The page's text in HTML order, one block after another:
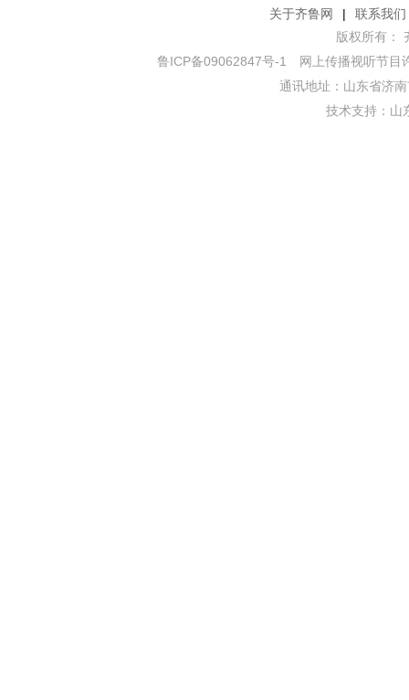
关于齐鲁网 |
联系我们
版权所有：
鲁ICP备09062847号-1
网上传播视听节目
通讯地址：山东省济
技术支持： 山